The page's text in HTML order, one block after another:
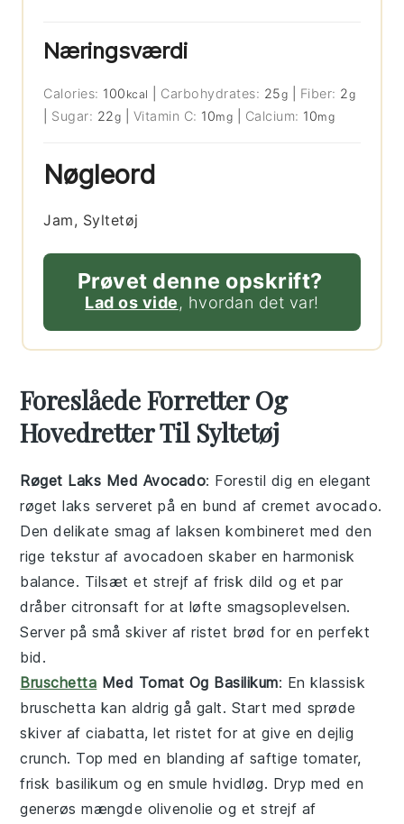
Næringsværdi
Calories: 100 kcal Carbohydrates: 25g Fiber: 2g
Sugar: 22g Vitamin C: 10mg Calcium: 10mg
Nøgleord
Jam, Syltetøj
Prøvet denne opskrift?
Lad os vide, hvordan det var!
Foreslåede Forretter Og
Hovedretter Til Syltetøj
Røget Laks Med Avocado: Forestil dig en elegant
røget laks serveret på en bund af cremet avocado.
Den delikate smag af laksen kombineret med den
rige tekstur af avocadoen skaber en harmonisk
balance. Tilsæt et strejf af frisk dild og et par
dråber citronsaft for at løfte smagsoplevelsen.
Server på små skiver afristet brød for en perfekt
bid.
Bruschetta Med Tomat Og Basilikum: En klassisk
bruschetta kan aldrig gå galt. Start med sprøde
skiver afciabatta, let ristet for at give en dejlig
crunch. Top med en blanding af saftige tomater,
frisk basilikum og en smulehvidløg. Dryp med en
generøs mængde olivenolie og et strejf af